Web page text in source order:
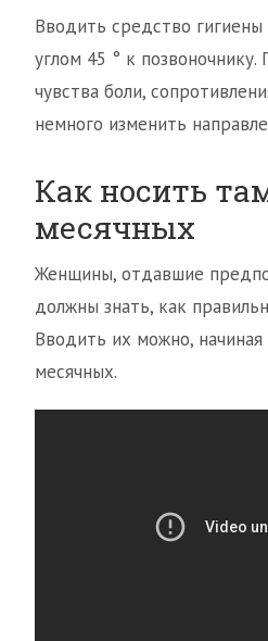
Вводить средство
углом 45 ° к позвоночнику.
чувства боли,
немного изменить
Как носить
месячных
Женщины, отдавшие
должны знать, как
Вводить их можно,
месячных.